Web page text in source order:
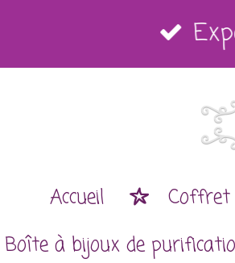
Accueil Coffret
Boîte à bijoux de